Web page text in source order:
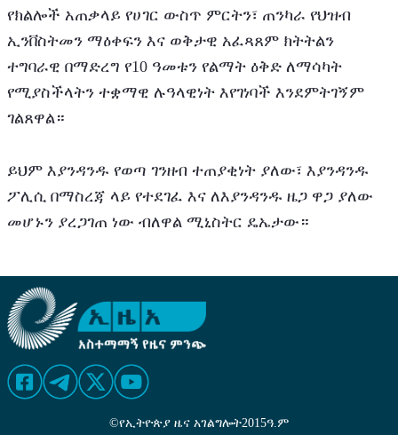
የክልሎች አጠቃላይ የሀገር ውስጥ ምርትን፣ ጠንካራ የህዝብ
ኢንቨስትመን ማዕቀፍን እና ወቅታዊ አፈጻጸም ክትትልን
ተግባራዊ በማድረግ የ10 ዓመቱን የልማት ዕቅድ ለማሳካት
የሚያስችላትን ተቋማዊ ሉዓላዊነት እየገነባች እንደምትገኝም
ገልጸዋል።
ይህም እያንዳንዱ የወጣ ገንዘብ ተጠያቂነት ያለው፣ እያንዳንዱ
ፖሊሲ በማስረጃ ላይ የተደገፈ እና ለእያንዳንዱ ዜጋ ዋጋ ያለው
መሆኑን ያረጋገጠ ነው ብለዋል ሚኒስትር ዴኤታው።
©የኢትዮጵያ ዜና አገልግሎት2015ዓ.ም